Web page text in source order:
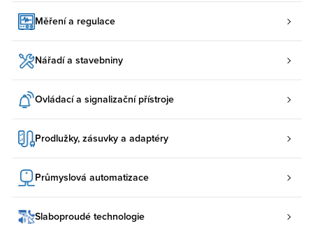
Měření a regulace
Nářadí a stavebniny
Ovládací a signalizační přístroje
Prodlužky, zásuvky a adaptéry
Průmyslová automatizace
Slaboproudé technologie